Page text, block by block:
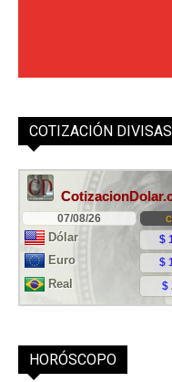
COTIZACIÓN DIVISAS
HORÓSCOPO